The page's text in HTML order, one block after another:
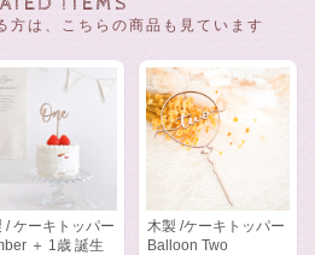
方は、こちらの商品も見ています
/ ケーキトッパー
＋ 1歳 誕生
木製 /ケーキトッパー
Balloon Two